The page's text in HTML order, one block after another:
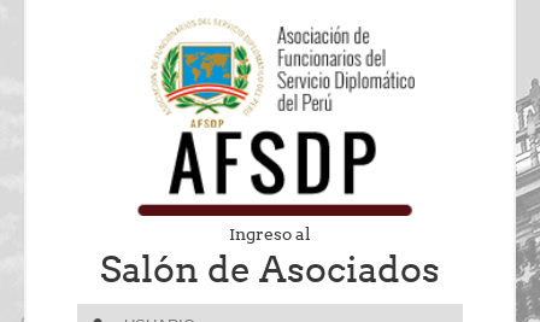
Ingreso al
Salón de Asociados